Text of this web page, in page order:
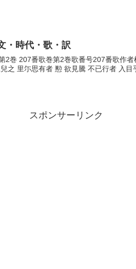
・時代・歌・訳
2巻 207番歌巻第2巻歌番号207番歌作
之 里尓思有者 懃 欲見騰 不已行者 入目
スポンサーリンク